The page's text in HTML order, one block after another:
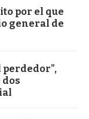
por el que
general de
perdedor",